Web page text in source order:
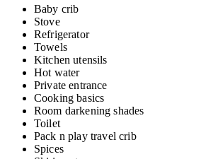
Baby crib
Stove
Refrigerator
Towels
Kitchen utensils
Hot water
Private entrance
Cooking basics
Room darkening shades
Toilet
Pack n play travel crib
Spices